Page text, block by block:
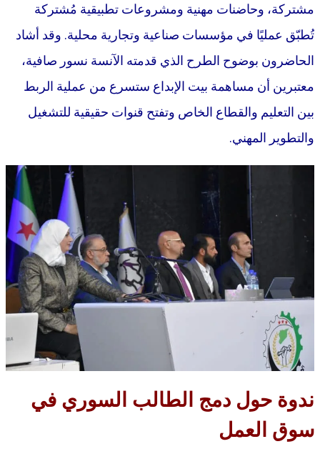
مشتركة، وحاضنات مهنية ومشروعات تطبيقية مُشتركة
تُطبّق عمليًا في مؤسسات صناعية وتجارية محلية. وقد أشاد
الحاضرون بوضوح الطرح الذي قدمته الآنسة نسور صافية،
معتبرين أن مساهمة بيت الإبداع ستسرع من عملية الربط
بين التعليم والقطاع الخاص وتفتح قنوات حقيقية للتشغيل
والتطوير المهني.
ندوة حول دمج الطالب السوري في
سوق العمل